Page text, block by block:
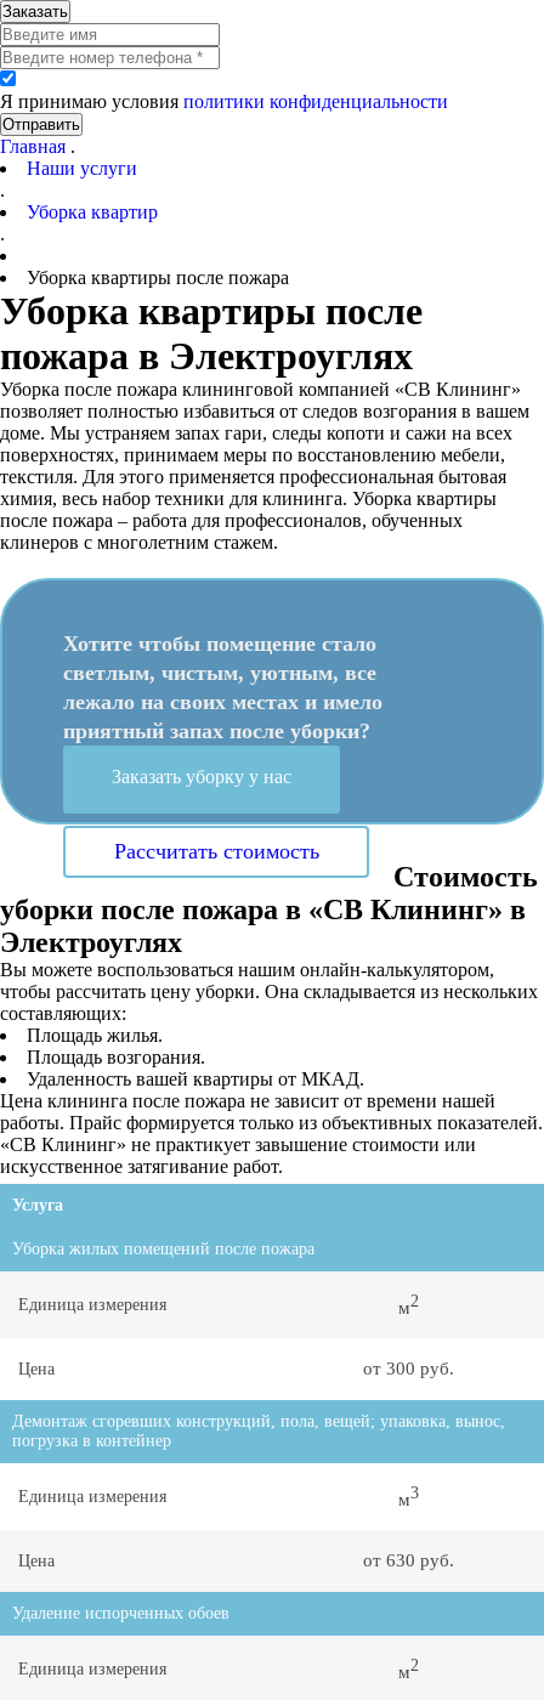
Заказать
Я принимаю условия политики конфиденциальности
Отправить
Главная .
Наши услуги
.
Уборка квартир
.
Уборка квартиры после пожара
Уборка квартиры после
пожара в Электроуглях
Уборка после пожара клининговой компанией «СВ Клининг»
позволяет полностью избавиться от следов возгорания в вашем
доме. Мы устраняем запах гари, следы копоти и сажи на всех
поверхностях, принимаем меры по восстановлению мебели,
текстиля. Для этого применяется профессиональная бытовая
химия, весь набор техники для клининга. Уборка квартиры
после пожара – работа для профессионалов, обученных
клинеров с многолетним стажем.
Хотите чтобы помещение стало
светлым, чистым, уютным, все
лежало на своих местах и имело
приятный запах после уборки?
Заказать уборку у нас
Рассчитать стоимость
Стоимость
уборки после пожара в «СВ Клининг» в
Электроуглях
Вы можете воспользоваться нашим онлайн-калькулятором,
чтобы рассчитать цену уборки. Она складывается из нескольких
составляющих:
Площадь жилья.
Площадь возгорания.
Удаленность вашей квартиры от МКАД.
Цена клининга после пожара не зависит от времени нашей
работы. Прайс формируется только из объективных показателей.
«СВ Клининг» не практикует завышение стоимости или
искусственное затягивание работ.
Услуга
Уборка жилых помещений после пожара
Единица измерения м2
Цена от 300 руб.
Демонтаж сгоревших конструкций, пола, вещей; упаковка, вынос,
погрузка в контейнер
Единица измерения м3
Цена от 630 руб.
Удаление испорченных обоев
Единица измерения м2